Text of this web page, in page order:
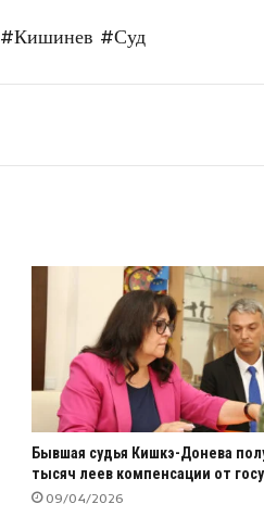
#Кишинев #Суд
Бывшая судья Кишкэ-Донева
тысяч леев компенсации от
09/04/2026